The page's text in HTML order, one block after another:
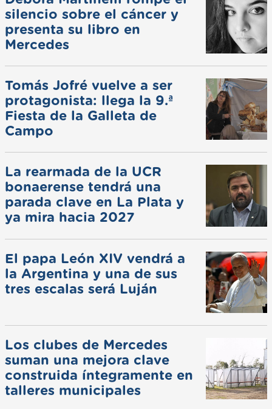
silencio sobre el cáncer y
presenta su libro en
Mercedes
Tomás Jofré vuelve a ser
protagonista: llega la 9.ª
Fiesta de la Galleta de
Campo
La rearmada de la UCR
bonaerense tendrá una
parada clave en La Plata y
ya mira hacia 2027
El papa León XIV vendrá a
la Argentina y una de sus
tres escalas será Luján
Los clubes de Mercedes
suman una mejora clave
construida íntegramente en
talleres municipales